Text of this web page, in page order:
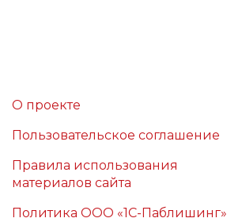
О проекте
Пользовательское соглашение
Правила использования
материалов сайта
Политика ООО «1С-Паблишинг»